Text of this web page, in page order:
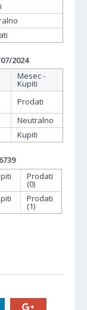
2024
Mesec -
Kupiti
Prodati
Neutralno
Kupiti
Prodati
(0)
Prodati
(1)